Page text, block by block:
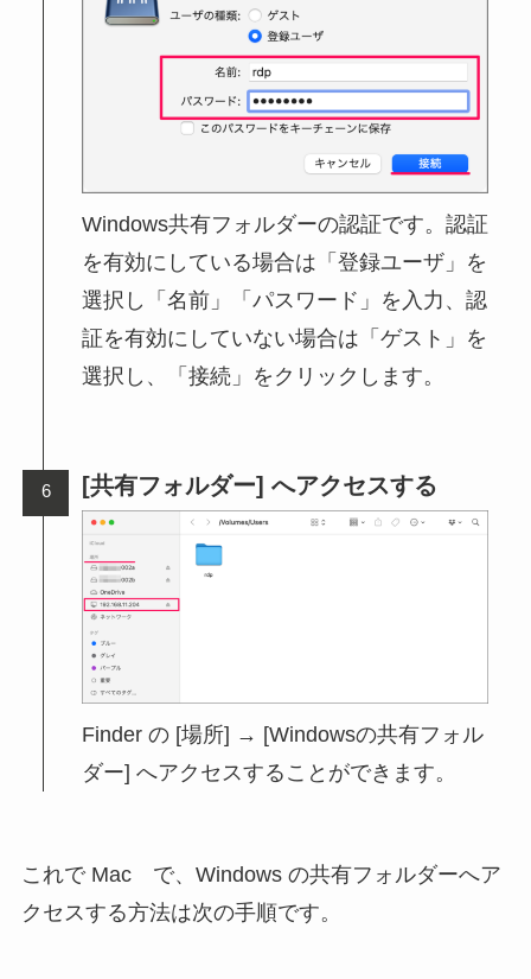
Windows共有フォルダーの認証です。認証
を有効にしている場合は「登録ユーザ」を
選択し「名前」「パスワード」を入力、認
証を有効にしていない場合は「ゲスト」を
選択し、「接続」をクリックします。
[共有フォルダー] へアクセスする
Finder の [場所] → [Windowsの共有フォル
ダー] へアクセスすることができます。
これで Mac で、Windows の共有フォルダーへア
クセスする方法は次の手順です。